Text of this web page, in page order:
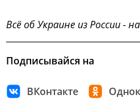
Всё об Украине из России -
Подписывайся на
ВКонтакте